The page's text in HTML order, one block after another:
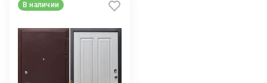
В наличии